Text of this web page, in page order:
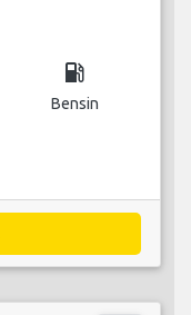
local_gas_station
Bensin